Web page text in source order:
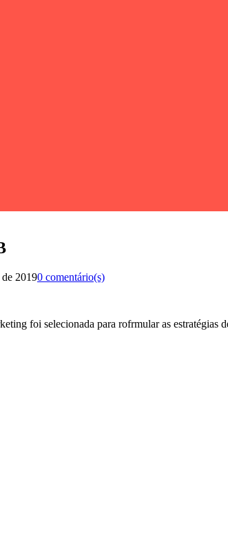
20190 comentário(s)
foi selecionada para rofrmular as